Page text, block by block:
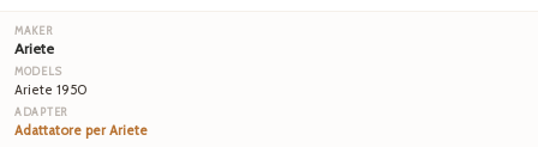
Ariete
Ariete 1950
Adattatore per Ariete